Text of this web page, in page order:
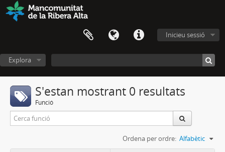
Inicieu sessió
Explora
S'estan mostrant 0 resultats
Funció
Ordena per ordre: Alfabètic